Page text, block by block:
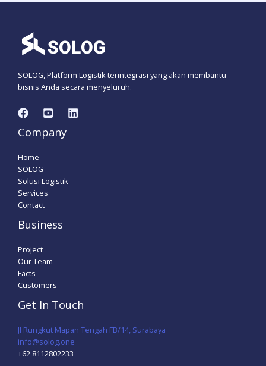
SOLOG, Platform Logistik terintegrasi yang akan membantu
bisnis Anda secara menyeluruh.
Company
Home
SOLOG
Solusi Logistik
Services
Contact
Business
Project
Our Team
Facts
Customers
Get In Touch
Jl Rungkut Mapan Tengah FB/14, Surabaya
info@solog.one
+62 8112802233